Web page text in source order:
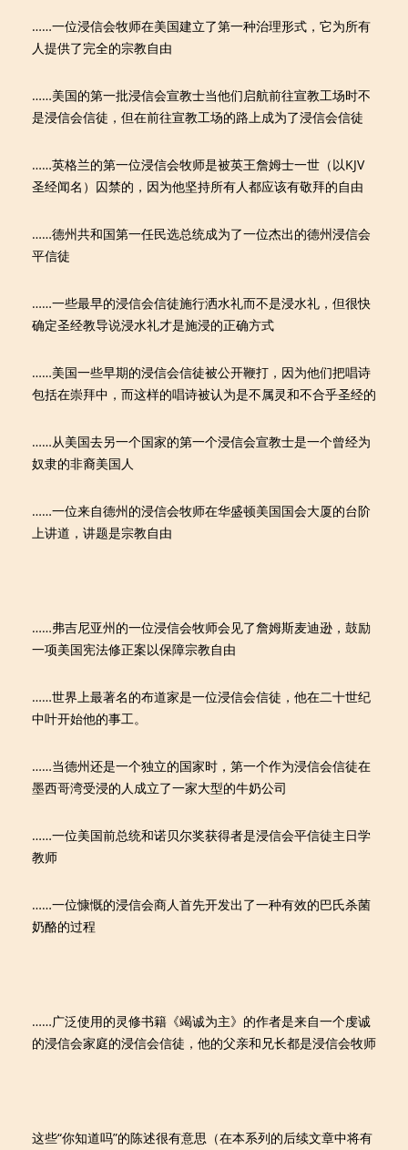
……一位浸信会牧师在美国建立了第一种治理形式，它为所有
人提供了完全的宗教自由
……美国的第一批浸信会宣教士当他们启航前往宣教工场时不
是浸信会信徒，但在前往宣教工场的路上成为了浸信会信徒
……英格兰的第一位浸信会牧师是被英王詹姆士一世（以KJV
圣经闻名）囚禁的，因为他坚持所有人都应该有敬拜的自由
……德州共和国第一任民选总统成为了一位杰出的德州浸信会
平信徒
……一些最早的浸信会信徒施行洒水礼而不是浸水礼，但很快
确定圣经教导说浸水礼才是施浸的正确方式
……美国一些早期的浸信会信徒被公开鞭打，因为他们把唱诗
包括在崇拜中，而这样的唱诗被认为是不属灵和不合乎圣经的
……从美国去另一个国家的第一个浸信会宣教士是一个曾经为
奴隶的非裔美国人
……一位来自德州的浸信会牧师在华盛顿美国国会大厦的台阶
上讲道，讲题是宗教自由
……弗吉尼亚州的一位浸信会牧师会见了詹姆斯麦迪逊，鼓励
一项美国宪法修正案以保障宗教自由
……世界上最著名的布道家是一位浸信会信徒，他在二十世纪
中叶开始他的事工。
……当德州还是一个独立的国家时，第一个作为浸信会信徒在
墨西哥湾受浸的人成立了一家大型的牛奶公司
……一位美国前总统和诺贝尔奖获得者是浸信会平信徒主日学
教师
……一位慷慨的浸信会商人首先开发出了一种有效的巴氏杀菌
奶酪的过程
……广泛使用的灵修书籍《竭诚为主》的作者是来自一个虔诚
的浸信会家庭的浸信会信徒，他的父亲和兄长都是浸信会牧师
这些“你知道吗”的陈述很有意思（在本系列的后续文章中将有